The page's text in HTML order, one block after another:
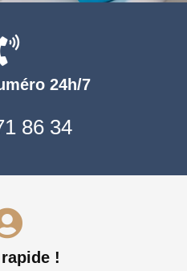
24h/7
86 34
!